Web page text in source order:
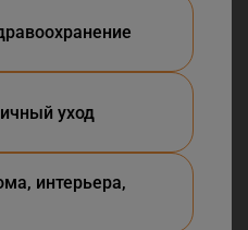
уход
интерьера,